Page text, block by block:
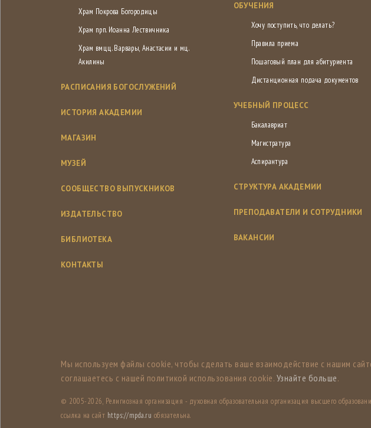
Храм Покрова Богородицы
Храм прп. Иоанна Лествичника
Храм вмцц. Варвары, Анастасии и мц.
Акилины
РАСПИСАНИЯ БОГОСЛУЖЕНИЙ
ИСТОРИЯ АКАДЕМИИ
МАГАЗИН
МУЗЕЙ
СООБЩЕСТВО ВЫПУСКНИКОВ
ИЗДАТЕЛЬСТВО
БИБЛИОТЕКА
КОНТАКТЫ
ОБУЧЕНИЯ
Хочу поступить, что делать?
Правила приема
Пошаговый план для абитуриента
Дистанционная подача документов
УЧЕБНЫЙ ПРОЦЕСС
Бакалавриат
Магистратура
Аспирантура
СТРУКТУРА АКАДЕМИИ
ПРЕПОДАВАТЕЛИ И СОТРУДНИКИ
ВАКАНСИИ
Мы используем файлы cookie, чтобы сделать ваше взаимодействие с нашим
соглашаетесь с нашей политикой использования cookie. Узнайте больше.
© 2005-2026, Религиозная организация - духовная образовательная организация высшего
ссылка на сайт https://mpda.ru обязательна.